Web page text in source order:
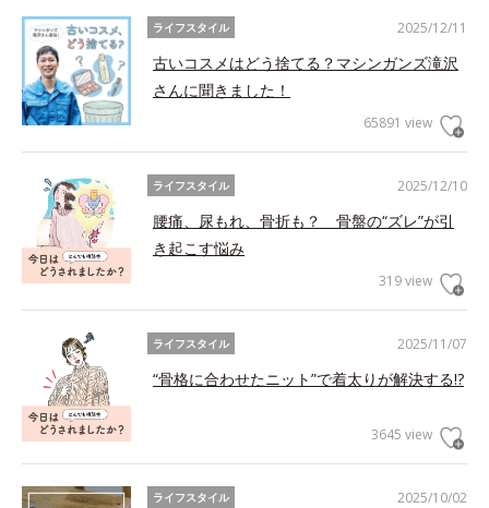
2025/12/11
ライフスタイル
古いコスメはどう捨てる？マシンガンズ滝沢
さんに聞きました！
65891 view
2025/12/10
ライフスタイル
腰痛、尿もれ、骨折も？ 骨盤の“ズレ”が引
き起こす悩み
319 view
2025/11/07
ライフスタイル
“骨格に合わせたニット”で着太りが解決する!?
3645 view
2025/10/02
ライフスタイル